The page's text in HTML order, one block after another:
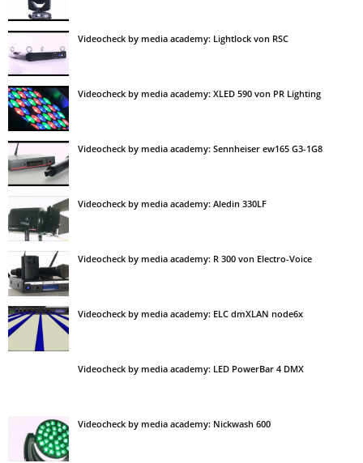
Videocheck by media academy: Lightlock von RSC
Videocheck by media academy: XLED 590 von PR Lighting
Videocheck by media academy: Sennheiser ew165 G3-1G8
Videocheck by media academy: Aledin 330LF
Videocheck by media academy: R 300 von Electro-Voice
Videocheck by media academy: ELC dmXLAN node6x
Videocheck by media academy: LED PowerBar 4 DMX
Videocheck by media academy: Nickwash 600